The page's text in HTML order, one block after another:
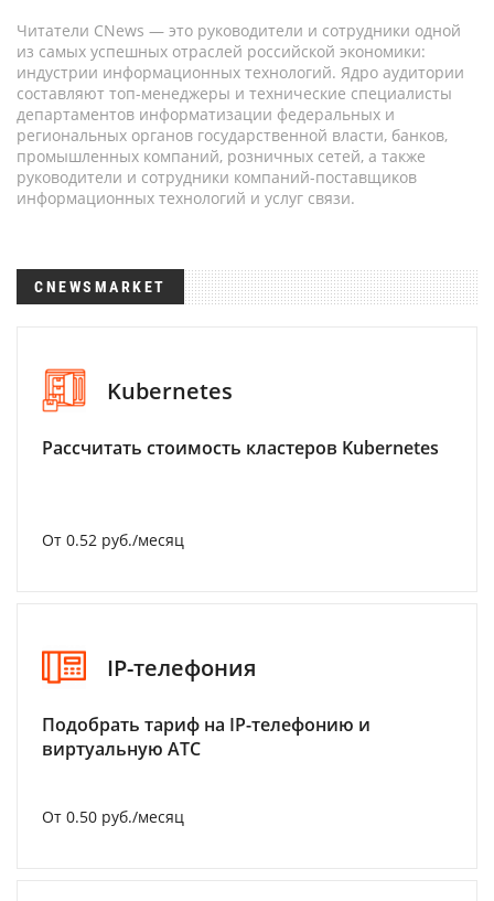
Читатели CNews — это руководители и сотрудники одной
из самых успешных отраслей российской экономики:
индустрии информационных технологий. Ядро аудитории
составляют топ-менеджеры и технические специалисты
департаментов информатизации федеральных и
региональных органов государственной власти, банков,
промышленных компаний, розничных сетей, а также
руководители и сотрудники компаний-поставщиков
информационных технологий и услуг связи.
CNEWSMARKET
Kubernetes
Рассчитать стоимость кластеров Kubernetes
От 0.52 руб./месяц
IP-телефония
Подобрать тариф на IP-телефонию и
виртуальную АТС
От 0.50 руб./месяц